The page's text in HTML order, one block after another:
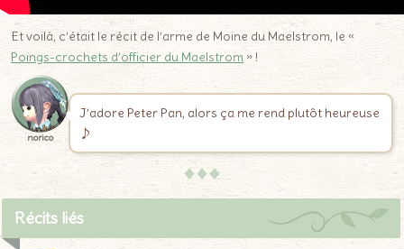
Et voilà, c’était le récit de l’arme de Moine du Maelstrom, le «
Poings-crochets d’officier du Maelstrom » !
norico
J’adore Peter Pan, alors ça me rend plutôt heureuse
♪
♦♦♦
Récits liés